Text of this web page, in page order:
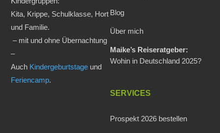
Kita, Krippe, Schulklasse, Hort
und Familie.
– mit und ohne Übernachtung
–
Auch Kindergeburtstage und
Feriencamp.
Blog
Über mich
Maike’s Reiseratgeber:
Wohin in Deutschland 2025?
SERVICES
Prospekt 2026 bestellen